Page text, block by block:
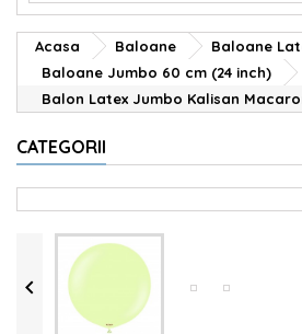
Acasa Baloane
Baloane
Baloane Jumbo 60 cm (24 inch)
Balon Latex Jumbo Kalisan
CATEGORII
